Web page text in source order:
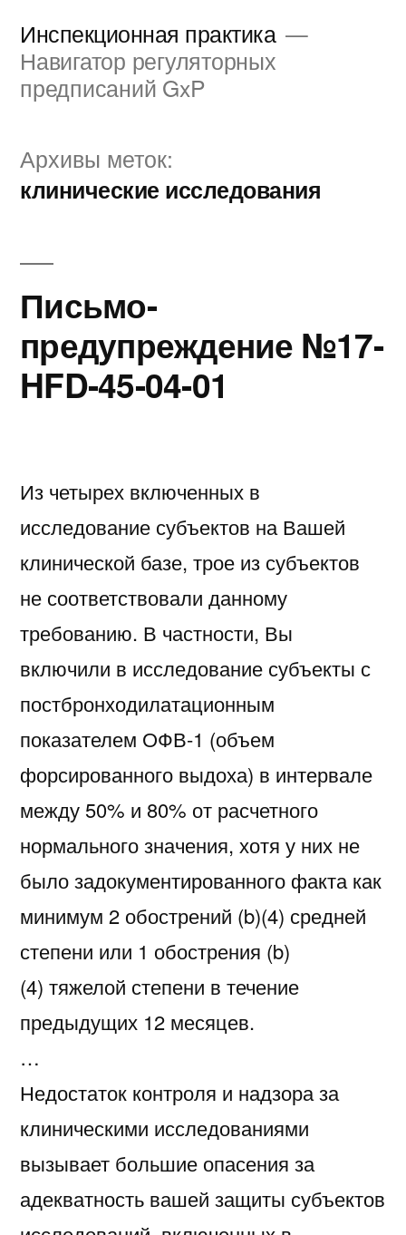
содержимому
Инспекционная практика
Навигатор регуляторных
предписаний GxP
Архивы меток:
клинические исследования
Письмо-
предупреждение №17-
HFD-45-04-01
Из четырех включенных в
исследование субъектов на Вашей
клинической базе, трое из субъектов
не соответствовали данному
требованию. В частности, Вы
включили в исследование субъекты с
постбронходилатационным
показателем ОФВ-1 (объем
форсированного выдоха) в интервале
между 50% и 80% от расчетного
нормального значения, хотя у них не
было задокументированного факта как
минимум 2 обострений (b)(4) средней
степени или 1 обострения (b)
(4) тяжелой степени в течение
предыдущих 12 месяцев.
…
Недостаток контроля и надзора за
клиническими исследованиями
вызывает большие опасения за
адекватность вашей защиты субъектов